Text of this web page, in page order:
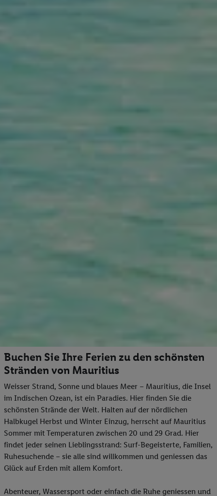
Buchen Sie Ihre Ferien zu den schönsten
Stränden von Mauritius
Weisser Strand, Sonne und blaues Meer – Mauritius, die Insel
im Indischen Ozean, ist ein Paradies. Hier finden Sie die
schönsten Strände der Welt. Halten auf der nördlichen
Halbkugel Herbst und Winter Einzug, herrscht auf Mauritius
Sommer mit Temperaturen zwischen 20 und 29 Grad. Hier
findet jeder seinen Lieblingsstrand: Surf-Begeisterte, Familien,
Ruhesuchende – sie alle sind willkommen und geniessen das
Glück auf Erden mit allem Komfort.
Abenteuer, Wassersport oder einfach die Ruhe geniessen und